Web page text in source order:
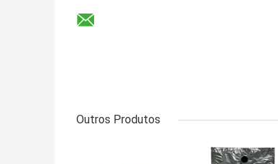
Outros Produtos